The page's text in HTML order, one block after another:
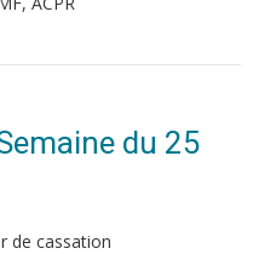
du 25
de cassation